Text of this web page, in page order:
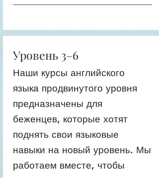
Уровень 3–6
Наши курсы английского
языка продвинутого уровня
предназначены для
беженцев, которые хотят
поднять свои языковые
навыки на новый уровень. Мы
работаем вместе, чтобы